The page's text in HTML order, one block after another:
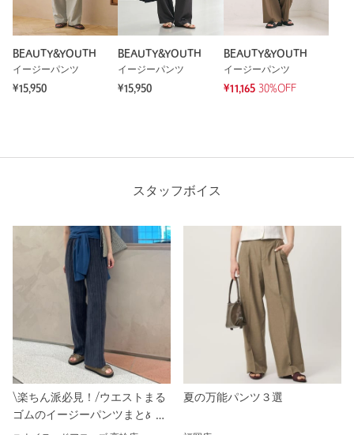
BEAUTY&YOUTH
イージーパンツ
¥15,950
BEAUTY&YOUTH
イージーパンツ
¥15,950
BEAUTY&YOUTH
イージーパンツ
¥11,165 30%OFF
スタッフボイス
\楽ちん派必見！/ウエストまる
ゴムのイージーパンツまとめ💭
夏の万能パンツ３選